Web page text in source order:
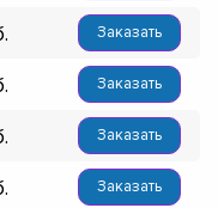
Заказать
Заказать
Заказать
Заказать